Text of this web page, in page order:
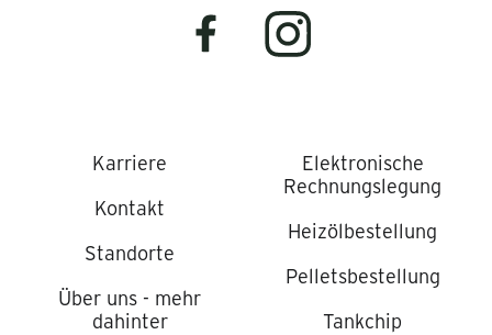
Karriere
Kontakt
Standorte
Über uns - mehr
dahinter
Elektronische
Rechnungslegung
Heizölbestellung
Pelletsbestellung
Tankchip